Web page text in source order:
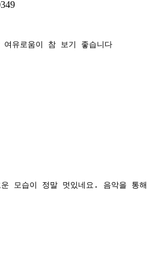
여유로움이 참 보기 좋습니다
모습이 정말 멋있네요. 음악을 통